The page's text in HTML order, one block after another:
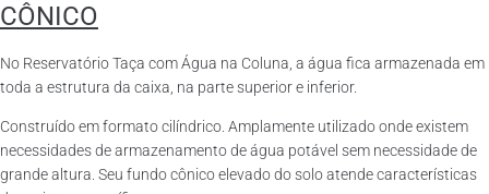
CÔNICO
No Reservatório Taça com Água na Coluna, a água fica armazenada em
toda a estrutura da caixa, na parte superior e inferior.
Construído em formato cilíndrico. Amplamente utilizado onde existem
necessidades de armazenamento de água potável sem necessidade de
grande altura. Seu fundo cônico elevado do solo atende características